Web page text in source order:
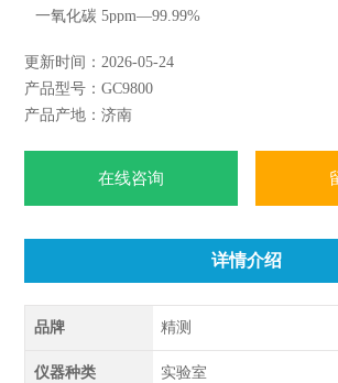
一氧化碳 5ppm—99.99%
甲烷 1ppm—99.99%
乙烯 1ppm—99.99%
乙烷 1ppm—99.99%
乙炔 1ppm—99.99%
更新时间：2026-05-24
产品型号：GC9800
产品产地：济南
在线咨询
详情介绍
品牌 精测
仪器种类 实验室